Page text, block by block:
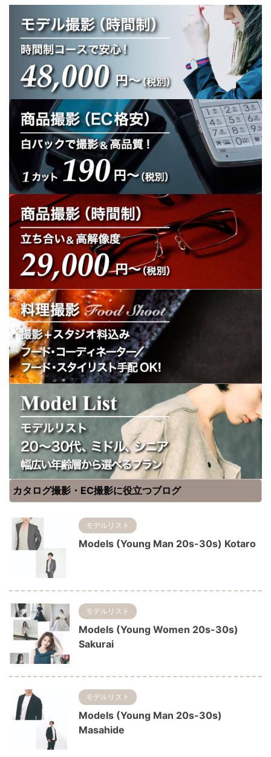
カタログ撮影・EC撮影に役立つブログ
モデルリスト
Models (Young Man 20s-30s) Kotaro
モデルリスト
Models (Young Women 20s-30s)
Sakurai
モデルリスト
Models (Young Man 20s-30s)
Masahide